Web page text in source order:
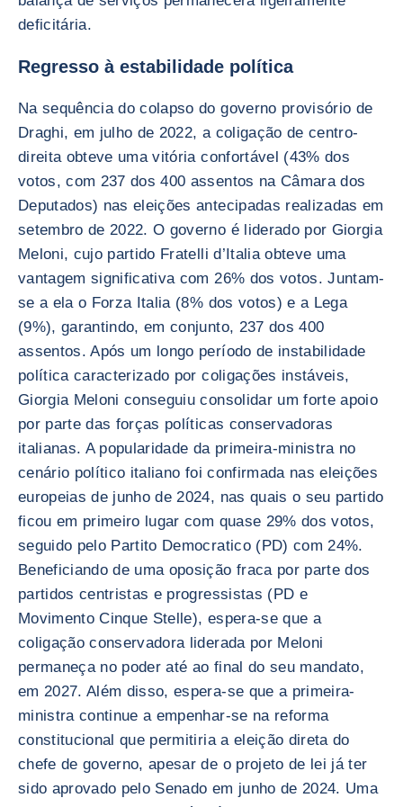
deficitária.
Regresso à estabilidade política
Na sequência do colapso do governo provisório de
Draghi, em julho de 2022, a coligação de centro-
direita obteve uma vitória confortável (43% dos
votos, com 237 dos 400 assentos na Câmara dos
Deputados) nas eleições antecipadas realizadas em
setembro de 2022. O governo é liderado por Giorgia
Meloni, cujo partido Fratelli d’Italia obteve uma
vantagem significativa com 26% dos votos. Juntam-
se a ela o Forza Italia (8% dos votos) e a Lega
(9%), garantindo, em conjunto, 237 dos 400
assentos. Após um longo período de instabilidade
política caracterizado por coligações instáveis,
Giorgia Meloni conseguiu consolidar um forte apoio
por parte das forças políticas conservadoras
italianas. A popularidade da primeira-ministra no
cenário político italiano foi confirmada nas eleições
europeias de junho de 2024, nas quais o seu partido
ficou em primeiro lugar com quase 29% dos votos,
seguido pelo Partito Democratico (PD) com 24%.
Beneficiando de uma oposição fraca por parte dos
partidos centristas e progressistas (PD e
Movimento Cinque Stelle), espera-se que a
coligação conservadora liderada por Meloni
permaneça no poder até ao final do seu mandato,
em 2027. Além disso, espera-se que a primeira-
ministra continue a empenhar-se na reforma
constitucional que permitiria a eleição direta do
chefe de governo, apesar de o projeto de lei já ter
sido aprovado pelo Senado em junho de 2024. Uma